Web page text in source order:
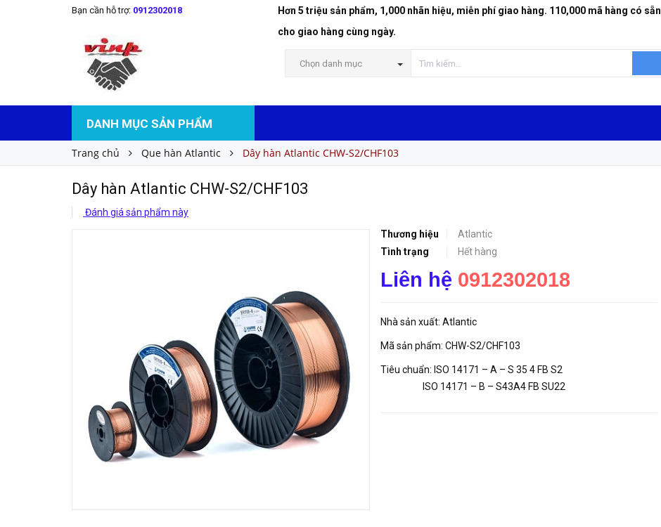
Bạn cần hỗ trợ: 0912302018
Hơn 5 triệu sản phẩm, 1,000 nhãn hiệu, miễn phí giao hàng. 110,000 mã hàng có sẵn
cho giao hàng cùng ngày.
Chọn danh mục
DANH MỤC SẢN PHẨM
Trang chủ Que hàn Atlantic Dây hàn Atlantic CHW-S2/CHF103
Dây hàn Atlantic CHW-S2/CHF103
Đánh giá sản phẩm này
Thương hiệu
Atlantic
Tình trạng
Hết hàng
Liên hệ 0912302018
Nhà sản xuất: Atlantic
Mã sản phẩm: CHW-S2/CHF103
Tiêu chuẩn: ISO 14171 – A – S 35 4 FB S2
ISO 14171 – B – S43A4 FB SU22
Dây hàn Atlantic CHW-S2/CHF103